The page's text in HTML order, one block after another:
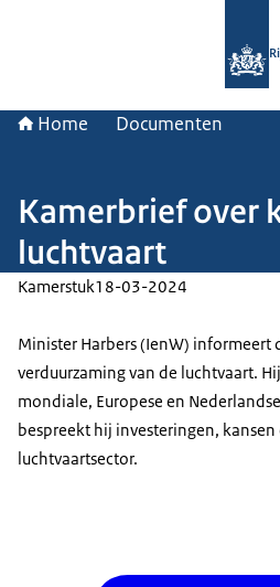
Home Documenten
Kamerbrief over
luchtvaart
Kamerstuk18-03-2024
Minister Harbers (IenW) informeert
verduurzaming van de luchtvaart.
mondiale, Europese en
bespreekt hij investeringen,
luchtvaartsector.